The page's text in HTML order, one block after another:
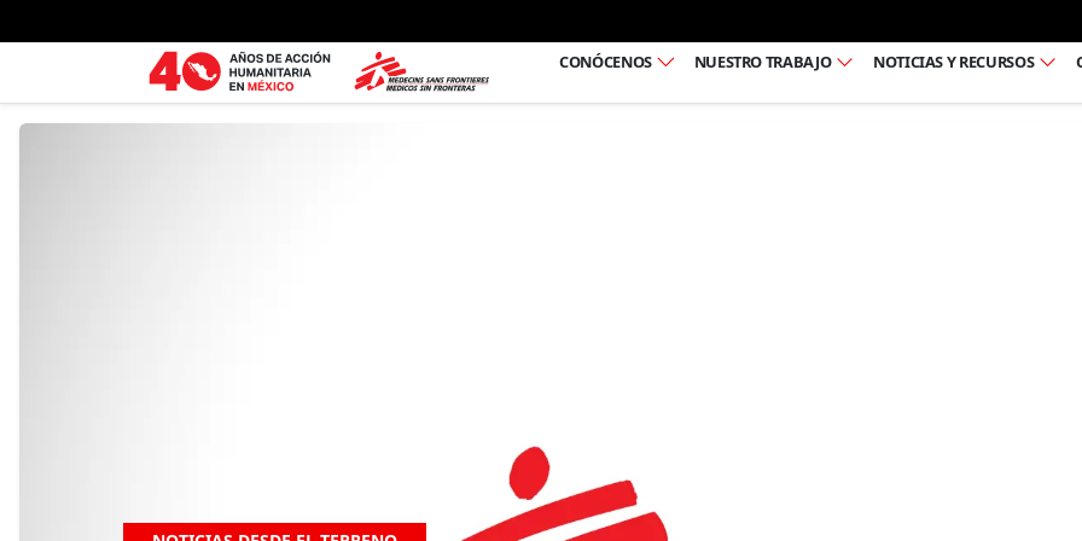
CONÓCENOS
NUESTRO TRABAJO NOTICIAS Y RECURSOS